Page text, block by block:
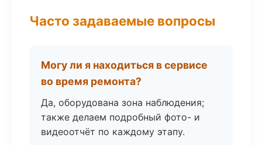
Часто задаваемые вопросы
Могу ли я находиться в сервисе
во время ремонта?
Да, оборудована зона наблюдения;
также делаем подробный фото- и
видеоотчёт по каждому этапу.